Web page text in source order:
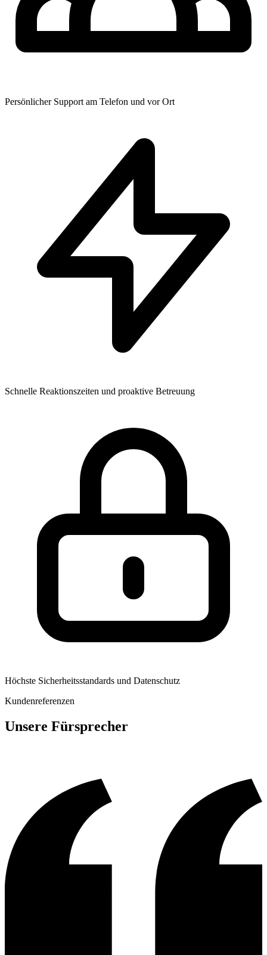
Persönlicher Support am Telefon und vor Ort
Schnelle Reaktionszeiten und proaktive Betreuung
Höchste Sicherheitsstandards und Datenschutz
Kundenreferenzen
Unsere Fürsprecher